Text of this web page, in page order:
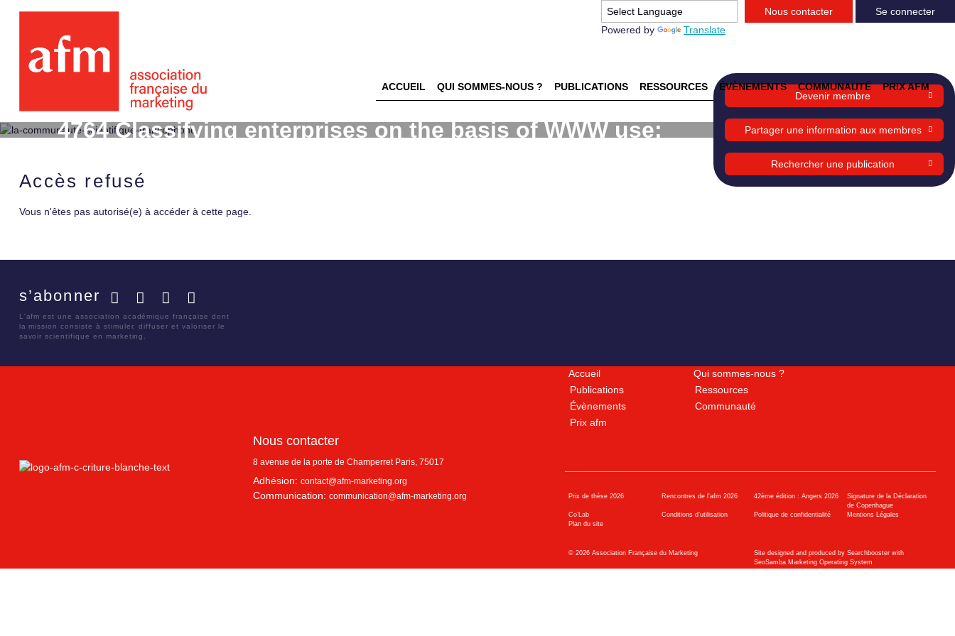
Powered by Translate
Nous contacter Se connecter
ACCUEIL QUI SOMMES-NOUS ? PUBLICATIONS RESSOURCES ÉVÈNEMENTS COMMUNAUTÉ PRIX AFM
4764 Classifying enterprises on the basis of WWW use:
Devenir membre
Partager une information aux membres
Rechercher une publication
Accès refusé
Vous n'êtes pas autorisé(e) à accéder à cette page.
s’abonner
L'afm est une association académique française dont
la mission consiste à stimuler, diffuser et valoriser le
savoir scientifique en marketing.
Nous contacter
8 avenue de la porte de Champerret Paris, 75017
Adhésion: contact@afm-marketing.org
Communication: communication@afm-marketing.org
Accueil
Qui sommes-nous ?
Publications
Ressources
Évènements
Communauté
Prix afm
Prix de thèse 2026 Rencontres de l'afm 2026 42ème édition : Angers 2026
Signature de la Déclaration
de Copenhague
Co’Lab
Conditions d’utilisation Politique de confidentialité
Mentions Légales
Plan du site
© 2026Association Française du Marketing
Site designed and produced by Searchbooster with
SeoSamba Marketing Operating System